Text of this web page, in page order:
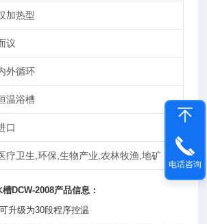
加热型
议
外循环
温浴槽
口
疗卫生,环保,生物产业,农林牧渔,地矿
槽DCW-2008产品信息：
升级为30段程序控温
电话咨询